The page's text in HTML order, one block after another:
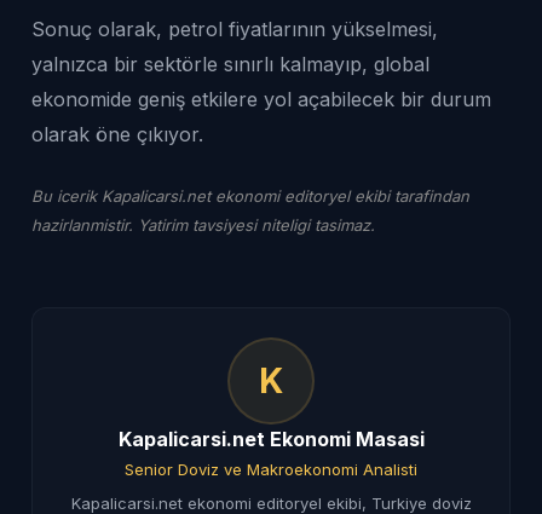
Sonuç olarak, petrol fiyatlarının yükselmesi,
yalnızca bir sektörle sınırlı kalmayıp, global
ekonomide geniş etkilere yol açabilecek bir durum
olarak öne çıkıyor.
Bu icerik Kapalicarsi.net ekonomi editoryel ekibi tarafindan
hazirlanmistir. Yatirim tavsiyesi niteligi tasimaz.
K
Kapalicarsi.net Ekonomi Masasi
Senior Doviz ve Makroekonomi Analisti
Kapalicarsi.net ekonomi editoryel ekibi, Turkiye doviz